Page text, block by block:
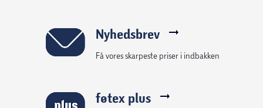
Nyhedsbrev
Få vores skarpeste priser i indbakken
føtex plus